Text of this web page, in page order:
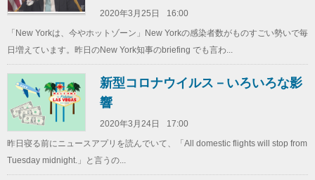
2020年3月25日
16:00
「New Yorkは、今やホットゾーン」New Yorkの感染者数がものすごい勢いで毎
日増えています。昨日のNew York知事のbriefing でも言わ...
新型コロナウイルス－いろいろな影
響
2020年3月24日
17:00
昨日寝る前にニュースアプリを読んでいて、「All domestic flights will stop from
Tuesday midnight.」と言うの...